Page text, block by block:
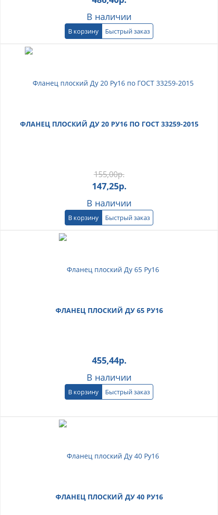
В наличии
В корзину Быстрый заказ
ФЛАНЕЦ ПЛОСКИЙ ДУ 20 РУ16 ПО ГОСТ 33259-2015
155,00р.
147,25р.
В наличии
В корзину Быстрый заказ
ФЛАНЕЦ ПЛОСКИЙ ДУ 65 РУ16
455,44р.
В наличии
В корзину Быстрый заказ
ФЛАНЕЦ ПЛОСКИЙ ДУ 40 РУ16